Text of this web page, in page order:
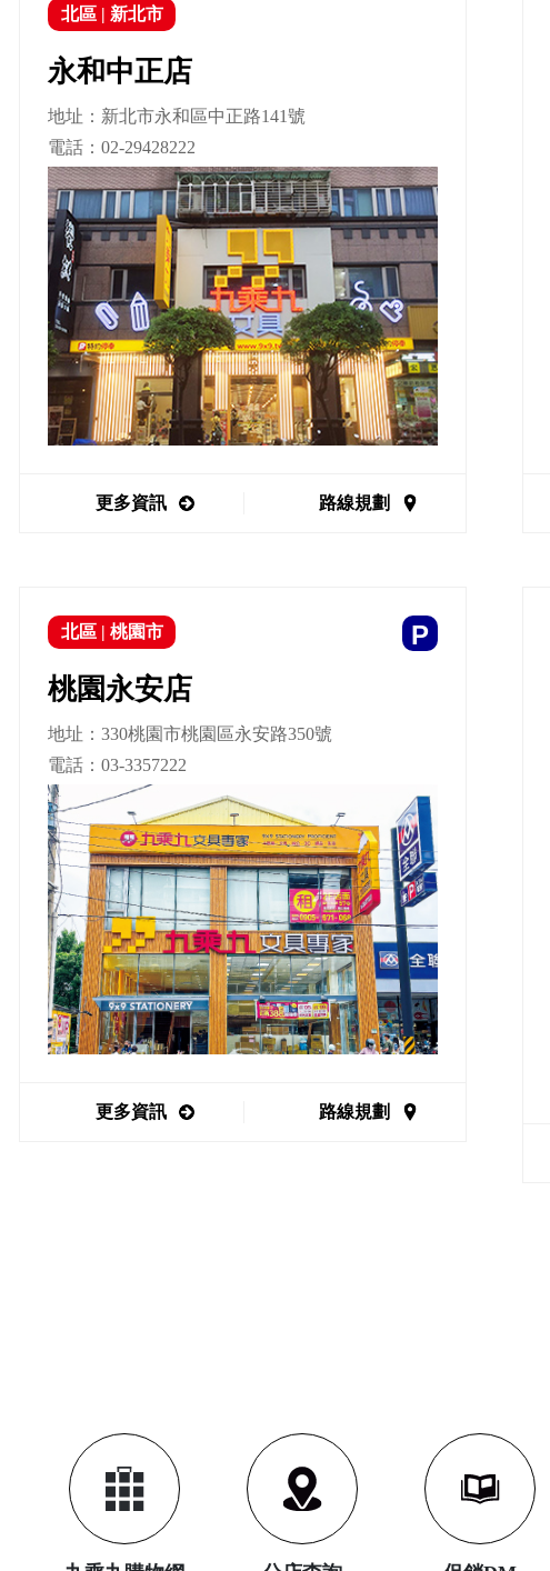
北區| 新北市
永和中正店
地址：新北市永和區中正路141號
電話： 02-29428222
更多資訊 路線規劃
P
北區| 桃園市
桃園永安店
地址：330桃園市桃園區永安路350號
電話： 03-3357222
更多資訊 路線規劃